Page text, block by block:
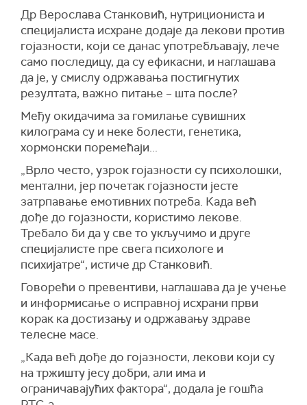
Др Верослава Станковић, нутрициониста и
специјалиста исхране додаје да лекови против
гојазности, који се данас употребљавају, лече
само последицу, да су ефикасни, и наглашава
да је, у смислу одржавања постигнутих
резултата, важно питање – шта после?
Међу окидачима за гомилање сувишних
килограма су и неке болести, генетика,
хормонски поремећаји...
„Врло често, узрок гојазности су психолошки,
ментални, јер почетак гојазности јесте
затрпавање емотивних потреба. Када већ
дође до гојазности, користимо лекове.
Требало би да у све то укључимо и друге
специјалисте пре свега психологе и
психијатре“, истиче др Станковић.
Говорећи о превентиви, наглашава да је учење
и информисање о исправној исхрани први
корак ка достизању и одржавању здраве
телесне масе.
„Када већ дође до гојазности, лекови који су
на тржишту јесу добри, али има и
ограничавајућих фактора“, додала је гошћа